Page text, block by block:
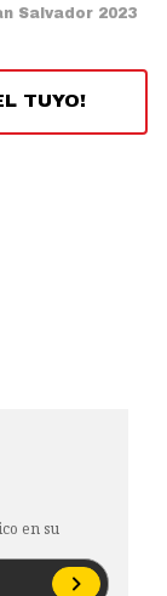
Salvador 2023
TUYO!
en su